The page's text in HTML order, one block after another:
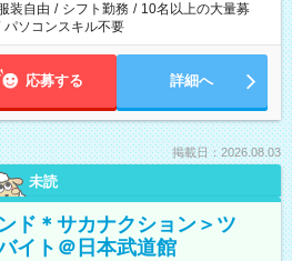
装自由 / シフト勤務 / 10名以上の大量募
パソコンスキル不要
応募する 詳細へ
掲載日：2026.08.03
未読
ド＊サカナクション＞ツ
イト＠日本武道館